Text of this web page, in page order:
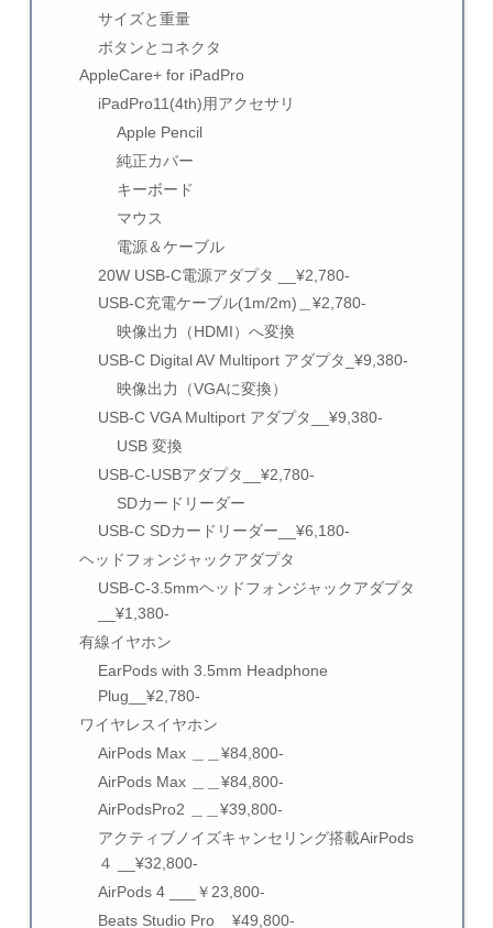
サイズと重量
ボタンとコネクタ
AppleCare+ for iPadPro
iPadPro11(4th)用アクセサリ
Apple Pencil
純正カバー
キーボード
マウス
電源＆ケーブル
20W USB-C電源アダプタ __¥2,780-
USB-C充電ケーブル(1m/2m)＿¥2,780-
映像出力（HDMI）へ変換
USB-C Digital AV Multiport アダプタ_¥9,380-
映像出力（VGAに変換）
USB-C VGA Multiport アダプタ__¥9,380-
USB 変換
USB-C-USBアダプタ__¥2,780-
SDカードリーダー
USB-C SDカードリーダー__¥6,180-
ヘッドフォンジャックアダプタ
USB-C-3.5mmヘッドフォンジャックアダプタ
__¥1,380-
有線イヤホン
EarPods with 3.5mm Headphone
Plug__¥2,780-
ワイヤレスイヤホン
AirPods Max ＿＿¥84,800-
AirPods Max ＿＿¥84,800-
AirPodsPro2 ＿＿¥39,800-
アクティブノイズキャンセリング搭載AirPods
４ __¥32,800-
AirPods 4 ___￥23,800-
Beats Studio Pro__¥49,800-